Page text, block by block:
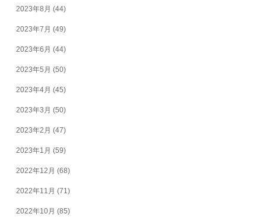
2023年8月 (44)
2023年7月 (49)
2023年6月 (44)
2023年5月 (50)
2023年4月 (45)
2023年3月 (50)
2023年2月 (47)
2023年1月 (59)
2022年12月 (68)
2022年11月 (71)
2022年10月 (85)